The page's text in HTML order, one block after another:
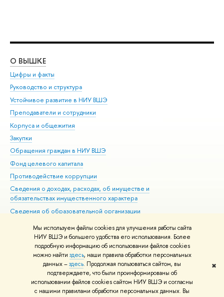
Мы используем файлы cookies для улучшения работы сайта
НИУ ВШЭ и большего удобства его использования. Более
подробную информацию об использовании файлов cookies
можно найти здесь, наши правила обработки персональных
данных –здесь. Продолжая пользоваться сайтом, вы
подтверждаете, что были проинформированы об
использовании файлов cookies сайтом НИУ ВШЭ и согласны
с нашими правилами обработки персональных данных. Вы
✖
О ВЫШКЕ
Цифры и факты
Руководство и структура
Устойчивое развитие в НИУ ВШЭ
Преподаватели и сотрудники
Корпуса и общежития
Закупки
Обращения граждан в НИУ ВШЭ
Фонд целевого капитала
Противодействие коррупции
Сведения о доходах, расходах, об имуществе и
обязательствах имущественного характера
Сведения об образовательной организации
Людям с ограниченными возможностями здоровья
Единая платежная страница
Работа в Вышке
© НИУ ВШЭ 1993–2026 Адреса и контакты Условия использования
материалов Политика конфиденциальности Карта сайта